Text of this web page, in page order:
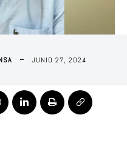
JUNIO 27, 2024